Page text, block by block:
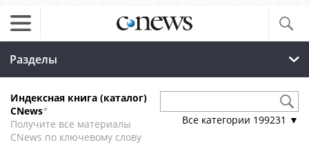
Разделы
Индексная книга (каталог)
CNews*
Получите все материалы
CNews по ключевому слову
Все категории 199231 ▼